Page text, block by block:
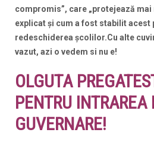
compromis”, care „protejează
explicat și cum a fost stabilit acest
redeschiderea școlilor.Cu alte
vazut, azi o vedem si nu e!
OLGUTA
PENTRU INTRAREA
GUVERNARE!